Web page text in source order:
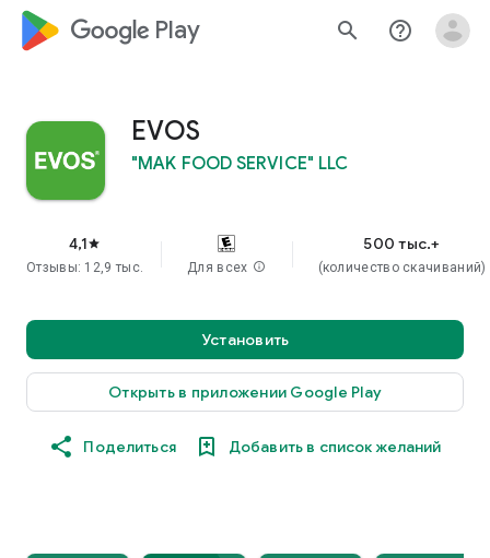
google_logo Play search help_outline
EVOS
"MAK FOOD SERVICE" LLC
4,1star
Отзывы: 12,9 тыс. Для всех info
500 тыс.+
(количество скачиваний)
Установить
Открыть в приложении Google Play
Поделиться Добавить в список желаний